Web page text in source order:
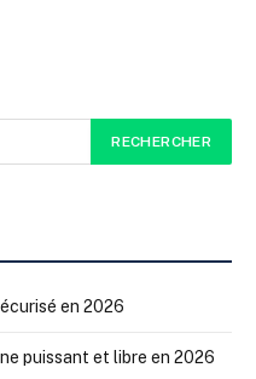
en 2026
puissant et libre en 2026